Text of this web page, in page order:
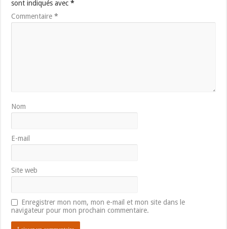
sont indiqués avec*
Commentaire*
Nom
E-mail
Site web
Enregistrer mon nom, mon e-mail et mon site dans le
navigateur pour mon prochain commentaire.